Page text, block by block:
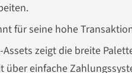
für seine hohe
zeigt die breite
über einfache